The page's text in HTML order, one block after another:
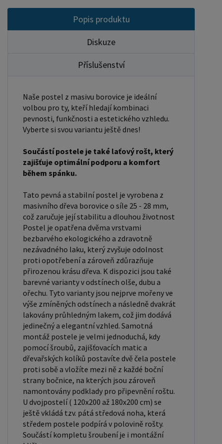
velikost otvoru pro matraci, resp. rozměr matrace.
Na postele poskytujeme dvouletou záruku.
Doporučujeme k tomuto produktu dokoupit:
polštáře, chrániče, toppery - nakupujte - ZDE
Rozměry postele: Rozměry postele jsou klíčové
pro pohodlí a funkčnost ložnice. Výška postele by
měla být taková, abyste mohli snadno vstávat a
lehat. Rozměry postele mohou ovlivnit celkový
vzhled a funkčnost vaší ložnice. V naší nabídce
naleznete i postele zvýšené. To je obzvláště
pohyblivostí. Rozměry postele 80x200 cm a
90x200 cm jsou obecně považovány za standardní
pro jednolůžko. Tyto rozměry postele jsou ideální
pro jednotlivce a najdou uplatnění v ložnici,
studentském pokoji, pokoji pro hosty a dalších
pokojích. Námi nabízené postele, lze doplnit
matrací, nočními stolky, komodou, skříní i úložným
prostorem. Postele o rozměru 120x200 cm a
140x200 cm jsou považovány za velmi komfortní
jednolůžka. Tento rozměr postele je ideální pro
jednotlivce, kteří hledají více prostoru než
standardní jednolůžko nabízí. Rozměry postele
160x200 cm a 180x200 cm jsou považovány za
standardní pro dvoulůžkovou postel. Před
nákupem postele se ujistěte, že máte dostatek
místa ve své ložnici. Materiál postele: Masiv
borovice je typ dřeva, který je známý svou dobrou
pevností a dlouhou trvanlivostí. Borovicové dřevo
se řadí mezi měkké dřeviny. Je o malinko tvrdší
Popis produktu
Diskuze
Příslušenství
Naše postel z masivu borovice je ideální
volbou pro ty, kteří hledají kombinaci
pevnosti, funkčnosti a estetického vzhledu.
Vyberte si svou variantu ještě dnes!
Součástí postele je také laťový rošt, který
zajišťuje optimální podporu a komfort
během spánku.
Tato pevná a stabilní postel je vyrobena z
masivního dřeva borovice o síle 25 - 28 mm,
což zaručuje její stabilitu a dlouhou životnost
Postel je opatřena dvěma vrstvami
bezbarvého ekologického a zdravotně
nezávadného laku, který zvyšuje odolnost
proti opotřebení a zároveň zdůrazňuje
přirozenou krásu dřeva. K dispozici jsou také
barevné varianty v odstínech olše, dubu a
ořechu. Tyto varianty jsou nejprve mořeny ve
výše zmíněných odstínech a následně dvakrát
lakovány průhledným lakem, což jim dodává
jedinečný a elegantní vzhled. Samotná
montáž postele je velmi jednoduchá, kdy
pomocí šroubů, zajišťovacích matic a
dřevařských kolíků postavíte dvě čela postele
proti sobě a vložíte mezi ně z každé boční
strany bočnice, na kterých jsou zároveň
namontovány podklady pro připevnění roštu.
U dvojpostelí ( 120x200 až 180x200 cm) se
ještě vkládá tzv. pátá středová noha, která
středem postele podpírá v polovině rošty.
Součástí kompletu šroubení je i montážní